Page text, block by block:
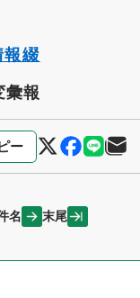
報綴
彙報
ー
名 末尾